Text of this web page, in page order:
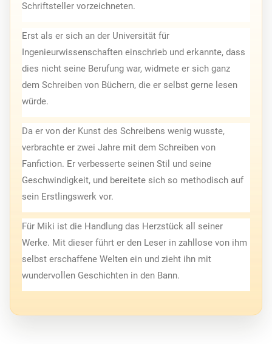
Schriftsteller vorzeichneten.
Erst als er sich an der Universität für
Ingenieurwissenschaften einschrieb und erkannte, dass
dies nicht seine Berufung war, widmete er sich ganz
dem Schreiben von Büchern, die er selbst gerne lesen
würde.
Da er von der Kunst des Schreibens wenig wusste,
verbrachte er zwei Jahre mit dem Schreiben von
Fanfiction. Er verbesserte seinen Stil und seine
Geschwindigkeit, und bereitete sich so methodisch auf
sein Erstlingswerk vor.
Für Miki ist die Handlung das Herzstück all seiner
Werke. Mit dieser führt er den Leser in zahllose von ihm
selbst erschaffene Welten ein und zieht ihn mit
wundervollen Geschichten in den Bann.